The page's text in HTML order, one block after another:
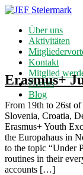
Über uns
Aktivitäten
Kontakt
Mitglied
Events
Blog
Erasmus+
From 19th to 26st
Slovenia, Croatia,
Erasmus+ Youth
the Europahaus in
to the topic “Under
routines in their
accounts […]